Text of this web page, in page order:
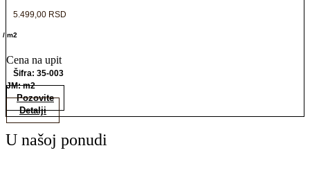
5.499,00 RSD
/ m2
Cena na upit
Šifra: 35-003
JM: m2
Pozovite
Detalji
U našoj ponudi